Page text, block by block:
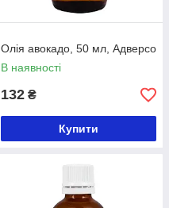
Олія авокадо, 50 мл, Адверсо
В наявності
132 ₴
Купити